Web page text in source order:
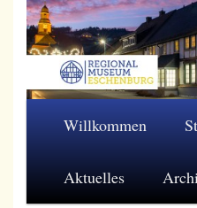
Zum
primären
Inhalt
Willkommen
Aktuelles